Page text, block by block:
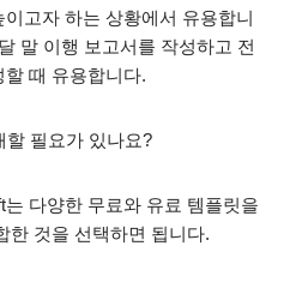
고자 하는 상황에서 유용합니
말 이행 보고서를 작성하고 전
때 유용합니다.
할 필요가 있나요?
다양한 무료와 유료 템플릿을
한 것을 선택하면 됩니다.